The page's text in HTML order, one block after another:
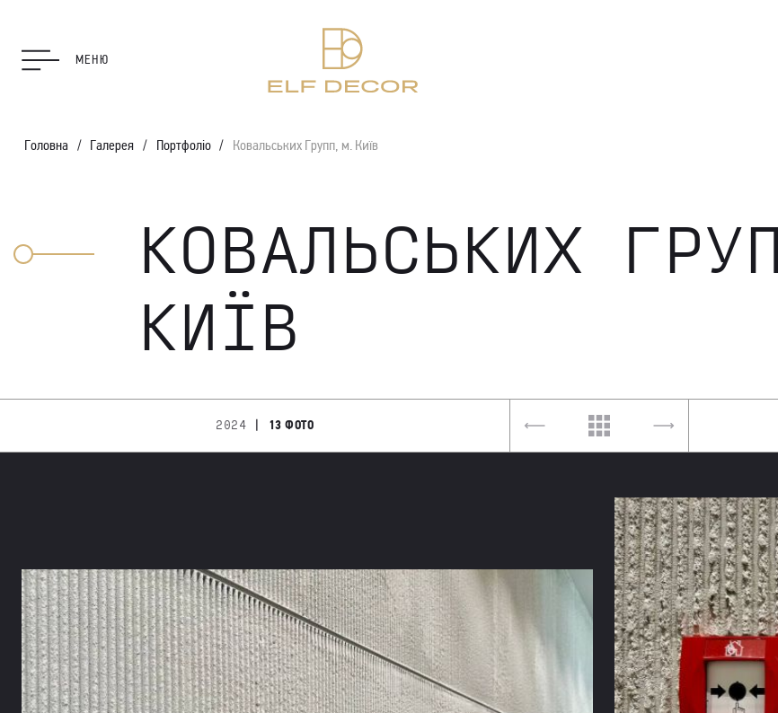
МЕНЮ
Головна Галерея Портфоліо Ковальських Групп, м. Київ
КОВАЛЬСЬКИХ
КИЇВ
2024 | 13 ФОТО